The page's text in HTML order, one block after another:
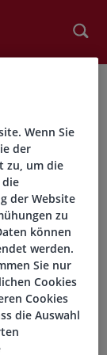
besuchen. Dort
Wenn Sie
der
zu, um die
die
der Website
zu
können
werden.
Sie nur
Cookies
Cookies
die Auswahl